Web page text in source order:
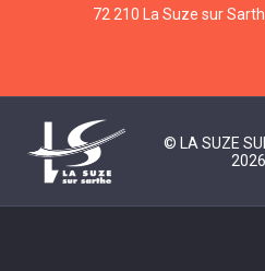
72 210 La Suze sur
© LA SUZE
2026